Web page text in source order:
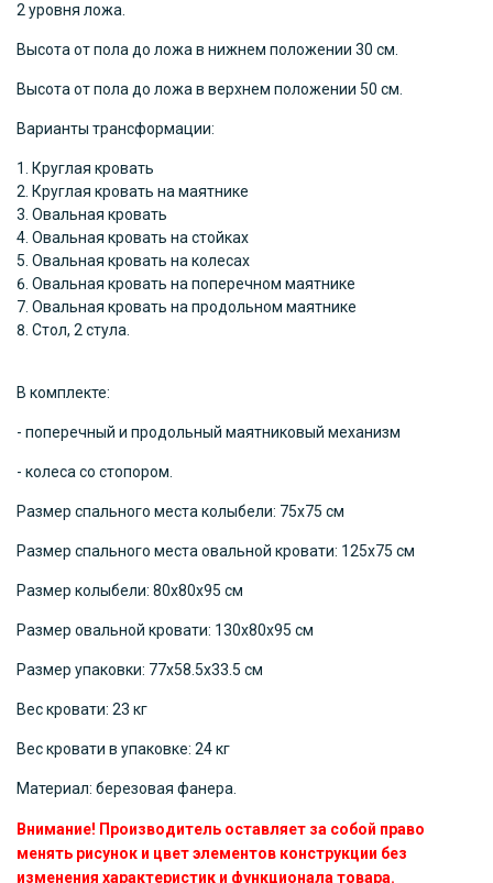
2 уровня ложа.
Высота от пола до ложа в нижнем положении 30 см.
Высота от пола до ложа в верхнем положении 50 см.
Варианты трансформации:
Круглая кровать
Круглая кровать на маятнике
Овальная кровать
Овальная кровать на стойках
Овальная кровать на колесах
Овальная кровать на поперечном маятнике
Овальная кровать на продольном маятнике
Стол, 2 стула.
В комплекте:
- поперечный и продольный маятниковый механизм
- колеса со стопором.
Размер спального места колыбели: 75х75 см
Размер спального места овальной кровати: 125х75 см
Размер колыбели: 80х80х95 см
Размер овальной кровати: 130х80х95 см
Размер упаковки: 77х58.5х33.5 см
Вес кровати: 23 кг
Вес кровати в упаковке: 24 кг
Материал: березовая фанера.
Внимание! Производитель оставляет за собой право
менять рисунок и цвет элементов конструкции без
изменения характеристик и функционала товара.